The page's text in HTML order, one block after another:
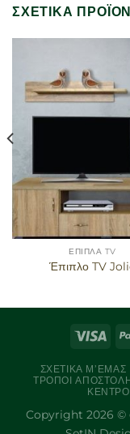
ΣΧΕΤΙΚΆ
ΈΠΙΠΛΑ TV
Έπιπλο TV
ΣΧΕΤΙΚΆ Μ’ΕΜΆΣ
ΤΡΌΠΟΙ
Copyright 2026 ©